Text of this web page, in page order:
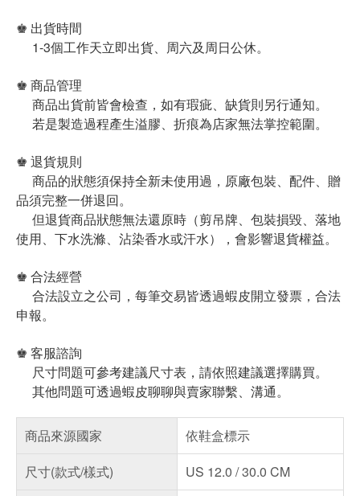
♚ 出貨時間
1-3個工作天立即出貨、周六及周日公休。
♚ 商品管理
商品出貨前皆會檢查，如有瑕疵、缺貨則另行通知。
若是製造過程產生溢膠、折痕為店家無法掌控範圍。
♚ 退貨規則
商品的狀態須保持全新未使用過，原廠包裝、配件、贈
品須完整一併退回。
但退貨商品狀態無法還原時（剪吊牌、包裝損毀、落地
使用、下水洗滌、沾染香水或汗水），會影響退貨權益。
♚ 合法經營
合法設立之公司，每筆交易皆透過蝦皮開立發票，合法
申報。
♚ 客服諮詢
尺寸問題可參考建議尺寸表，請依照建議選擇購買。
其他問題可透過蝦皮聊聊與賣家聯繫、溝通。
商品來源國家
依鞋盒標示
尺寸(款式/樣式)
US 12.0 / 30.0 CM